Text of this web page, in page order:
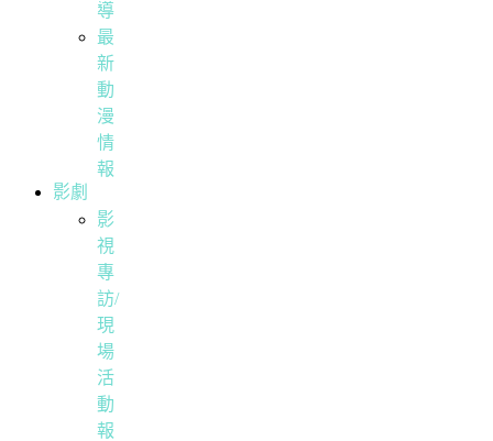
導
最
新
動
漫
情
報
影劇
影
視
專
訪/
現
場
活
動
報